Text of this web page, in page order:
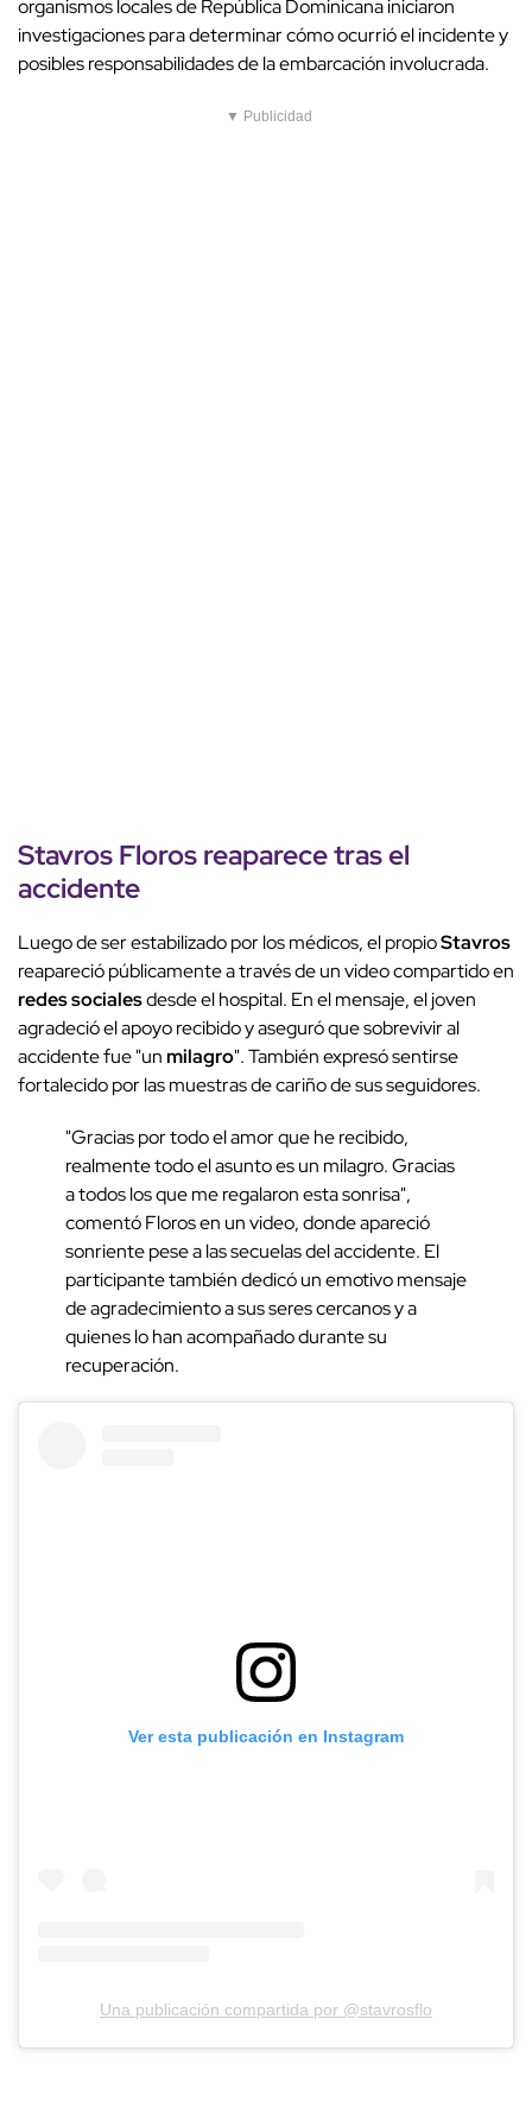
organismos locales de República Dominicana iniciaron
investigaciones para determinar cómo ocurrió el incidente y
posibles responsabilidades de la embarcación involucrada.
▼ Publicidad
Stavros Floros reaparece tras el
accidente
Luego de ser estabilizado por los médicos, el propioStavros
reapareció públicamente a través de un video compartido en
redes socialesdesde el hospital. En el mensaje, el joven
agradeció el apoyo recibido y aseguró que sobrevivir al
accidente fue "unmilagro". También expresó sentirse
fortalecido por las muestras de cariño de sus seguidores.
"Gracias por todo el amor que he recibido,
realmente todo el asunto es un milagro. Gracias
a todos los que me regalaron esta sonrisa",
comentó Floros en un video, donde apareció
sonriente pese a las secuelas del accidente. El
participante también dedicó un emotivo mensaje
de agradecimiento a sus seres cercanos y a
quienes lo han acompañado durante su
recuperación.
Ver esta publicación en Instagram
Una publicación compartida por @stavrosflo